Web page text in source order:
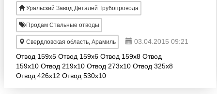
Уральский Завод Деталей Трубопровода
Продам Стальные отводы
Свердловская область, Арамиль
03.04.2015 09:21
Отвод 159х5 Отвод 159х6 Отвод 159х8 Отвод
159х10 Отвод 219х10 Отвод 273х10 Отвод 325х8
Отвод 426х12 Отвод 530х10